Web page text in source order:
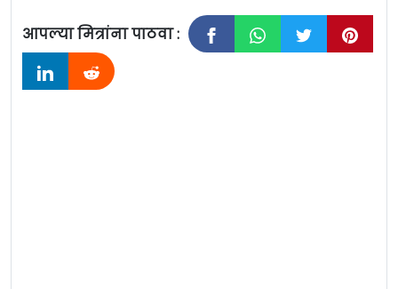
आपल्या मित्रांना पाठवा :